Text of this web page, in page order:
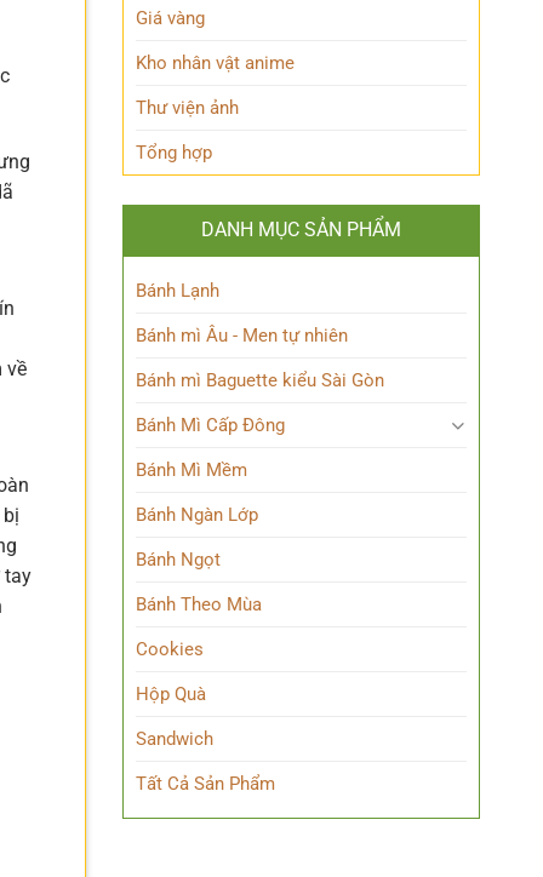
về
tay
Giá vàng
Kho nhân vật anime
Thư viện ảnh
Tổng hợp
DANH MỤC SẢN PHẨM
Bánh Lạnh
Bánh mì Âu - Men tự nhiên
Bánh mì Baguette kiểu Sài Gòn
Bánh Mì Cấp Đông
Bánh Mì Mềm
Bánh Ngàn Lớp
Bánh Ngọt
Bánh Theo Mùa
Cookies
Hộp Quà
Sandwich
Tất Cả Sản Phẩm